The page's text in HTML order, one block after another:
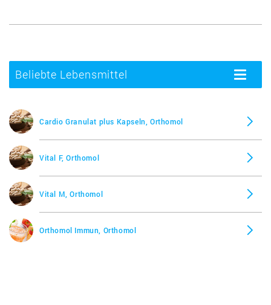
Beliebte Lebensmittel
Toggle
Cardio Granulat plus Kapseln, Orthomol
Vital F, Orthomol
Vital M, Orthomol
Orthomol Immun, Orthomol